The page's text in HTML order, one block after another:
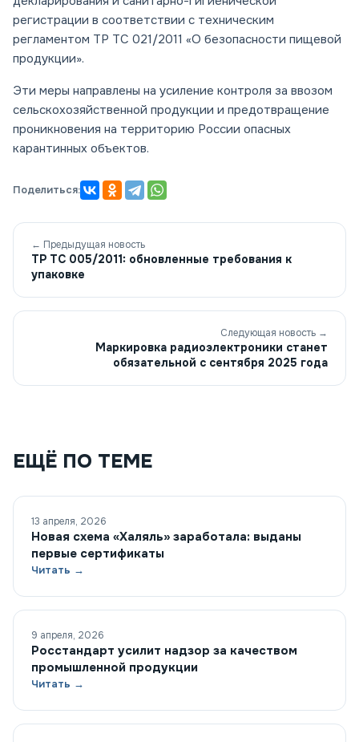
регистрации в соответствии с техническим
регламентом ТР ТС 021/2011 «О безопасности пищевой
продукции».
Эти меры направлены на усиление контроля за ввозом
сельскохозяйственной продукции и предотвращение
проникновения на территорию России опасных
карантинных объектов.
Поделиться:
← Предыдущая новость
ТР ТС 005/2011: обновленные требования к
упаковке
Следующая новость →
Маркировка радиоэлектроники станет
обязательной с сентября 2025 года
ЕЩЁ ПО ТЕМЕ
13 апреля, 2026
Новая схема «Халяль» заработала: выданы
первые сертификаты
Читать →
9 апреля, 2026
Росстандарт усилит надзор за качеством
промышленной продукции
Читать →